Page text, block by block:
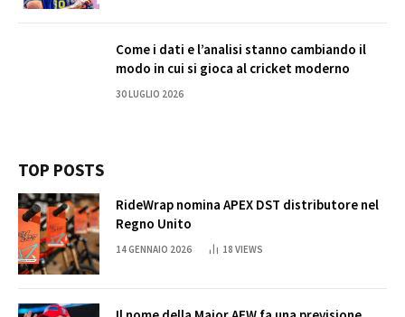
Come i dati e l’analisi stanno cambiando il
modo in cui si gioca al cricket moderno
30 LUGLIO 2026
TOP POSTS
RideWrap nomina APEX DST distributore nel
Regno Unito
14 GENNAIO 2026 18 VIEWS